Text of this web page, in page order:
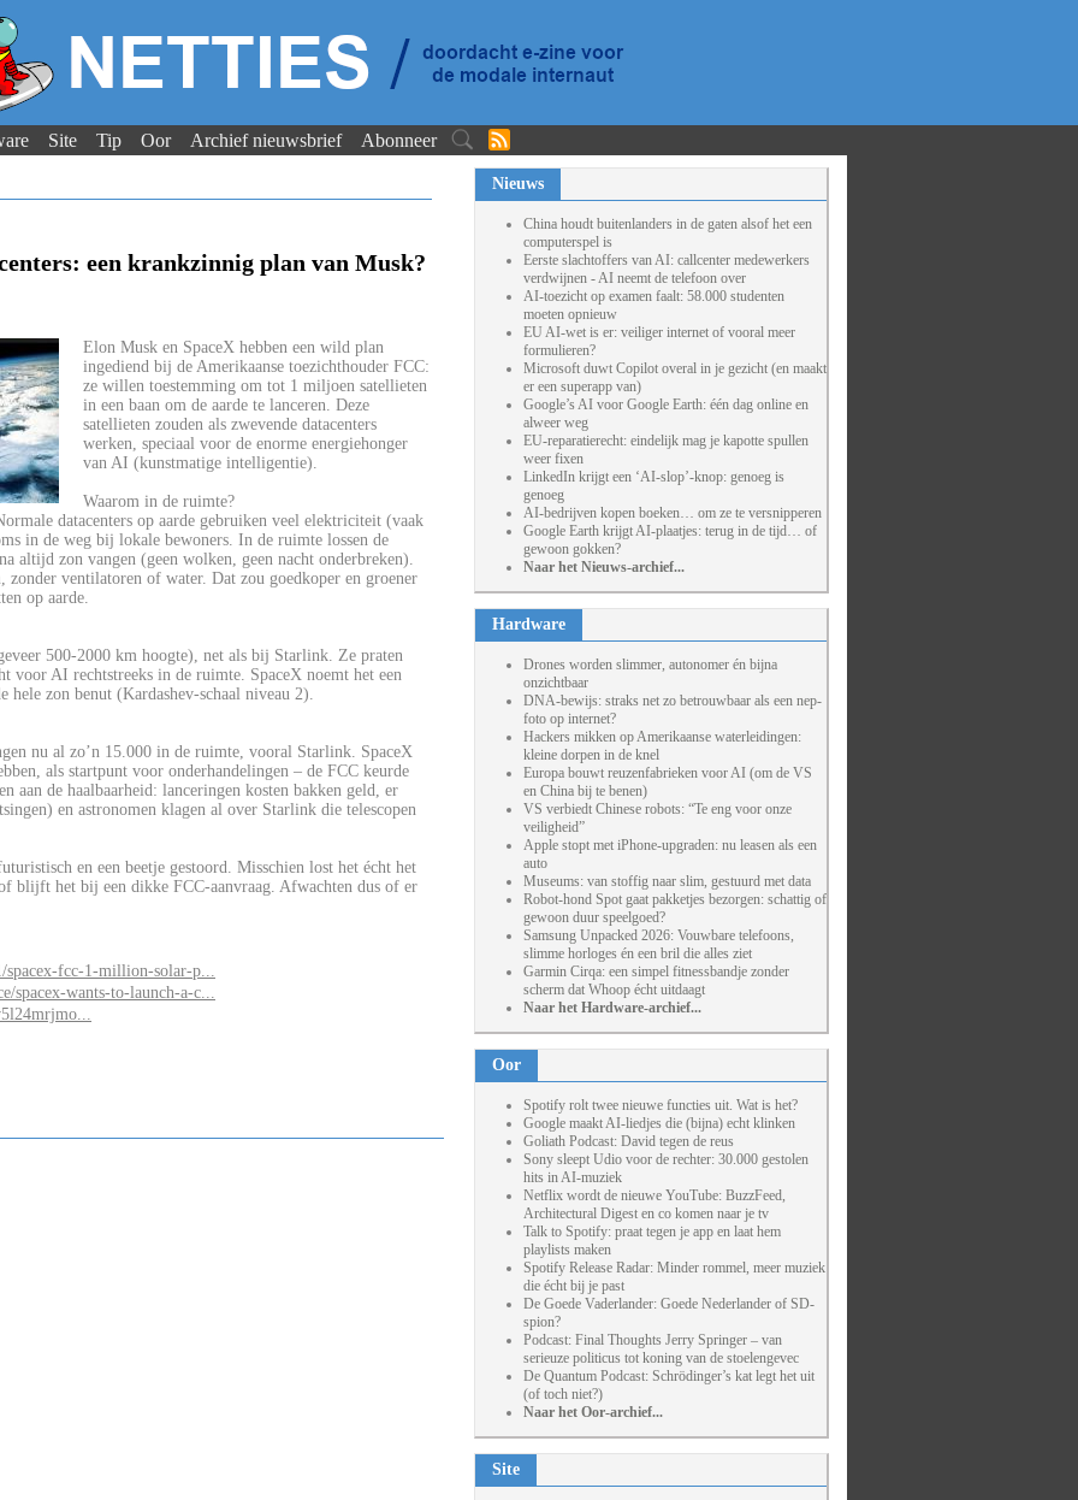
Site Tip Oor Archief nieuwsbrief Abonneer
een krankzinnig plan van Musk?
Elon Musk en SpaceX hebben een wild plan
ingediend bij de Amerikaanse toezichthouder FCC:
ze willen toestemming om tot 1 miljoen satellieten
in een baan om de aarde te lanceren. Deze
satellieten zouden als zwevende datacenters
werken, speciaal voor de enorme energiehonger
van AI (kunstmatige intelligentie).
Waarom in de ruimte?
datacenters op aarde gebruiken veel elektriciteit (vaak
in de weg bij lokale bewoners. In de ruimte lossen de
altijd zon vangen (geen wolken, geen nacht onderbreken).
ventilatoren of water. Dat zou goedkoper en groener
op aarde.
500-2000 km hoogte), net als bij Starlink. Ze praten
voor AI rechtstreeks in de ruimte. SpaceX noemt het een
hele zon benut (Kardashev-schaal niveau 2).
nu al zo’n 15.000 in de ruimte, vooral Starlink. SpaceX
als startpunt voor onderhandelingen – de FCC keurde
aan de haalbaarheid: lanceringen kosten bakken geld, er
en astronomen klagen al over Starlink die telescopen
en een beetje gestoord. Misschien lost het écht het
blijft het bij een dikke FCC-aanvraag. Afwachten dus of er
spacex-fcc-1-million-solar-p...
spacex-wants-to-launch-a-c...
Nieuws
China houdt buitenlanders in de gaten alsof het een
computerspel is
Eerste slachtoffers van AI: callcenter medewerkers
verdwijnen - AI neemt de telefoon over
AI-toezicht op examen faalt: 58.000 studenten
moeten opnieuw
EU AI-wet is er: veiliger internet of vooral meer
formulieren?
Microsoft duwt Copilot overal in je gezicht (en maakt
er een superapp van)
Google’s AI voor Google Earth: één dag online en
alweer weg
EU-reparatierecht: eindelijk mag je kapotte spullen
weer fixen
LinkedIn krijgt een ‘AI-slop’-knop: genoeg is
genoeg
AI-bedrijven kopen boeken… om ze te versnipperen
Google Earth krijgt AI-plaatjes: terug in de tijd… of
gewoon gokken?
Naar het Nieuws-archief...
Hardware
Drones worden slimmer, autonomer én bijna
onzichtbaar
DNA-bewijs: straks net zo betrouwbaar als een nep-
foto op internet?
Hackers mikken op Amerikaanse waterleidingen:
kleine dorpen in de knel
Europa bouwt reuzenfabrieken voor AI (om de VS
en China bij te benen)
VS verbiedt Chinese robots: “Te eng voor onze
veiligheid”
Apple stopt met iPhone-upgraden: nu leasen als een
auto
Museums: van stoffig naar slim, gestuurd met data
Robot-hond Spot gaat pakketjes bezorgen: schattig of
gewoon duur speelgoed?
Samsung Unpacked 2026: Vouwbare telefoons,
slimme horloges én een bril die alles ziet
Garmin Cirqa: een simpel fitnessbandje zonder
scherm dat Whoop écht uitdaagt
Naar het Hardware-archief...
Oor
Spotify rolt twee nieuwe functies uit. Wat is het?
Google maakt AI-liedjes die (bijna) echt klinken
Goliath Podcast: David tegen de reus
Sony sleept Udio voor de rechter: 30.000 gestolen
hits in AI-muziek
Netflix wordt de nieuwe YouTube: BuzzFeed,
Architectural Digest en co komen naar je tv
Talk to Spotify: praat tegen je app en laat hem
playlists maken
Spotify Release Radar: Minder rommel, meer muziek
die écht bij je past
De Goede Vaderlander: Goede Nederlander of SD-
spion?
Podcast: Final Thoughts Jerry Springer – van
serieuze politicus tot koning van de stoelengevec
De Quantum Podcast: Schrödinger’s kat legt het uit
(of toch niet?)
Naar het Oor-archief...
Site